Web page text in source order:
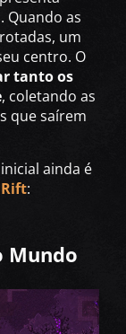
Quando as
um
centro. O
tanto os
, coletando as
que saírem
ainda é
:
Mundo